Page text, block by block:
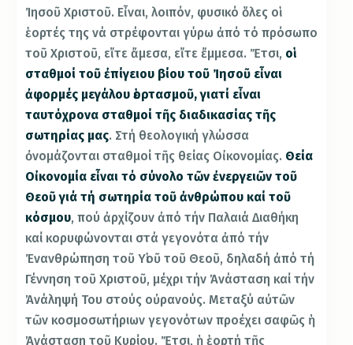
Ἰησοῦ Χριστοῦ. Εἶναι, λοιπόν, φυσικό ὅλες οἱ
ἑορτές της νά στρέφονται γύρω ἀπό τό πρόσωπο
τοῦ Χριστοῦ, εἴτε ἄμεσα, εἴτε ἔμμεσα. Ἔτσι, οἱ
σταθμοί τοῦ ἐπίγειου βίου τοῦ Ἰησοῦ εἶναι
ἀφορμές μεγάλου ἑορτασμοῦ, γιατί εἶναι
ταυτόχρονα σταθμοί τῆς διαδικασίας τῆς
σωτηρίας μας. Στή θεολογική γλώσσα
ὀνομάζονται σταθμοί τῆς θείας Οἰκονομίας. Θεία
Οἰκονομία εἶναι τό σύνολο τῶν ἐνεργειῶν τοῦ
Θεοῦ γιά τή σωτηρία τοῦ ἀνθρώπου καί τοῦ
κόσμου, πού ἀρχίζουν ἀπό τήν Παλαιά Διαθήκη
καί κορυφώνονται στά γεγονότα ἀπό τήν
Ἐνανθρώπηση τοῦ Υἱοῦ τοῦ Θεοῦ, δηλαδή ἀπό τή
Γέννηση τοῦ Χριστοῦ, μέχρι τήν Ἀνάσταση καί τήν
Ἀνάληψή Του στούς οὐρανούς. Μεταξύ αὐτῶν
τῶν κοσμοσωτήριων γεγονότων προέχει σαφῶς ἡ
Ἀνάσταση τοῦ Κυρίου. Ἔτσι, ἡ ἑορτή τῆς